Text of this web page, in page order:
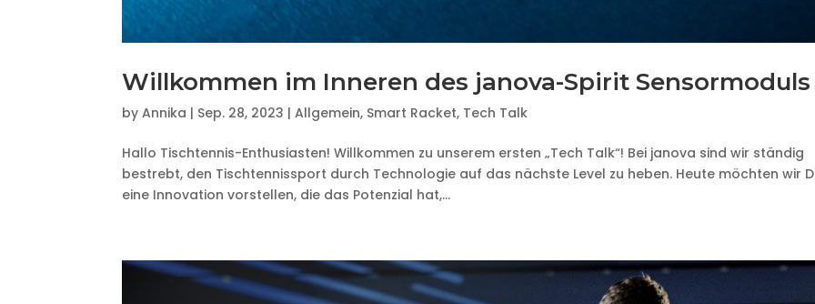
Willkommen im Inneren des janova-Spirit Sensormoduls
byAnnika | Sep. 28, 2023 |Allgemein, Smart Racket, Tech Talk
Hallo Tischtennis-Enthusiasten! Willkommen zu unserem ersten „Tech Talk“! Bei janova sind wir ständig
bestrebt, den Tischtennissport durch Technologie auf das nächste Level zu heben. Heute möchten wir
eine Innovation vorstellen, die das Potenzial hat,...